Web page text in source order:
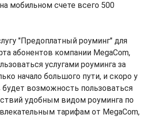
мобильном счете всего 500
"Предоплатный роуминг" для
абонентов компании MegaCom,
услугами роуминга за
начало большого пути, и скоро у
возможность пользоваться
удобным видом роуминга по
тарифам от MegaCom,